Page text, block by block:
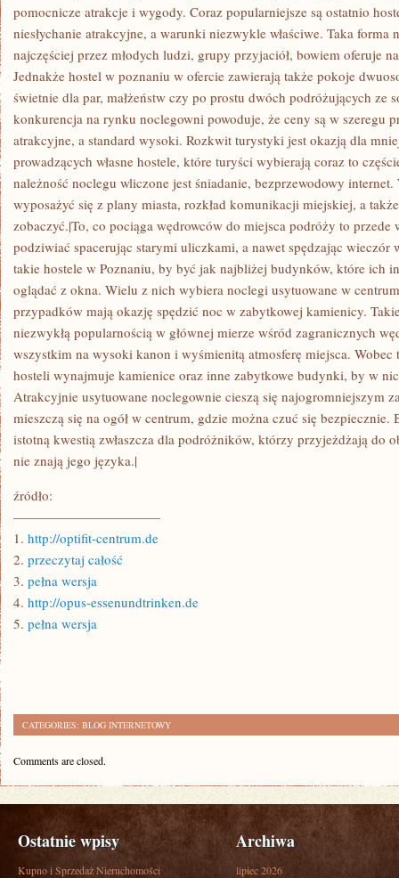
pomocnicze atrakcje i wygody. Coraz popularniejsze są ostatnio
niesłychanie atrakcyjne, a warunki niezwykle właściwe. Taka forma
najczęściej przez młodych ludzi, grupy przyjaciół, bowiem oferuje
Jednakże hostel w poznaniu w ofercie zawierają także pokoje
świetnie dla par, małżeństw czy po prostu dwóch podróżujących ze
konkurencja na rynku noclegowni powoduje, że ceny są w szeregu
atrakcyjne, a standard wysoki. Rozkwit turystyki jest okazją dla
prowadzących własne hostele, które turyści wybierają coraz to
należność noclegu wliczone jest śniadanie, bezprzewodowy
wyposażyć się z plany miasta, rozkład komunikacji miejskiej, a
zobaczyć.|To, co pociąga wędrowców do miejsca podróży to
podziwiać spacerując starymi uliczkami, a nawet spędzając wieczór
takie hostele w Poznaniu, by być jak najbliżej budynków, które ich
oglądać z okna. Wielu z nich wybiera noclegi usytuowane w
przypadków mają okazję spędzić noc w zabytkowej kamienicy.
niezwykłą popularnością w głównej mierze wśród zagranicznych
wszystkim na wysoki kanon i wyśmienitą atmosferę miejsca. Wobec
hosteli wynajmuje kamienice oraz inne zabytkowe budynki, by w
Atrakcyjnie usytuowane noclegownie cieszą się najogromniejszym
mieszczą się na ogół w centrum, gdzie można czuć się bezpiecznie.
istotną kwestią zwłaszcza dla podróżników, którzy przyjeżdżają do
nie znają jego języka.|
źródło:
———————————
1. http://optifit-centrum.de
2. przeczytaj całość
3. pełna wersja
4. http://opus-essenundtrinken.de
5. pełna wersja
CATEGORIES: BLOG INTERNETOWY
Comments are closed.
Ostatnie wpisy
Kupno i Sprzedaż Nieruchomości
Archiwa
lipiec 2026